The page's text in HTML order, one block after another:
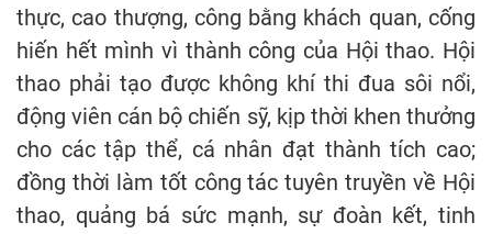
thực, cao thượng, công bằng khách quan, cống
hiến hết mình vì thành công của Hội thao. Hội
thao phải tạo được không khí thi đua sôi nổi,
động viên cán bộ chiến sỹ, kịp thời khen thưởng
cho các tập thể, cá nhân đạt thành tích cao;
đồng thời làm tốt công tác tuyên truyền về Hội
thao, quảng bá sức mạnh, sự đoàn kết, tinh